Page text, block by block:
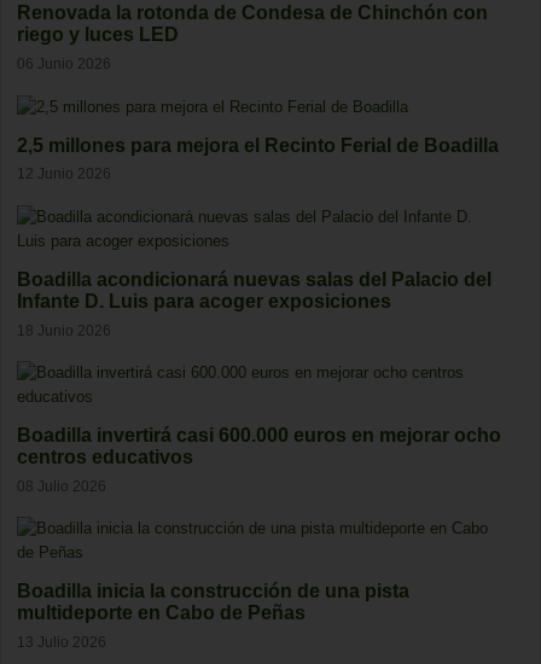
Renovada la rotonda de Condesa de Chinchón con
riego y luces LED
06 Junio 2026
2,5 millones para mejora el Recinto Ferial de Boadilla
12 Junio 2026
Boadilla acondicionará nuevas salas del Palacio del
Infante D. Luis para acoger exposiciones
18 Junio 2026
Boadilla invertirá casi 600.000 euros en mejorar ocho
centros educativos
08 Julio 2026
Boadilla inicia la construcción de una pista
multideporte en Cabo de Peñas
13 Julio 2026